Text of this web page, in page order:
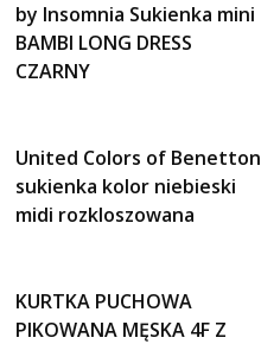
by Insomnia Sukienka mini
BAMBI LONG DRESS
CZARNY
United Colors of Benetton
sukienka kolor niebieski
midi rozkloszowana
KURTKA PUCHOWA
PIKOWANA MĘSKA 4F Z